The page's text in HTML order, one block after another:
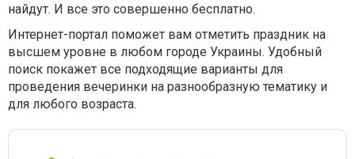
найдут. И все это совершенно бесплатно.
Интернет-портал поможет вам отметить праздник на
высшем уровне в любом городе Украины. Удобный
поиск покажет все подходящие варианты для
проведения вечеринки на разнообразную тематику и
для любого возраста.